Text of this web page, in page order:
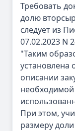
Требовать
долю
следует из
07.02.2023 N
"Таким
установлена
описании
При этом,
размеру